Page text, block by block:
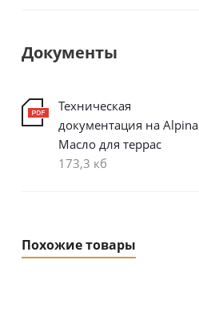
Документы
Техническая
документация на Alpina
Масло для террас
173,3 кб
Похожие товары